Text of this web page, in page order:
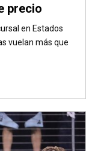
precio
en Estados
vuelan más que